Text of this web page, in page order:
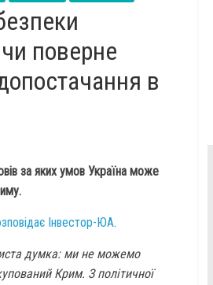
поверне
в
за яких умов Україна може
Інвестор-ЮА.
думка: ми не можемо
Крим. З політичної